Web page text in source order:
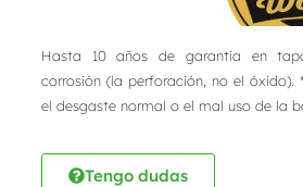
Hasta 10 años de garantía en
corrosión (la perforación, no el óxido).
el desgaste normal o el mal uso de la
Tengo dudas